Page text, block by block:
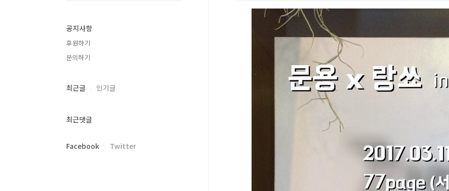
공지사항
후원하기
문의하기
최근글 인기글
최근댓글
Facebook Twitter